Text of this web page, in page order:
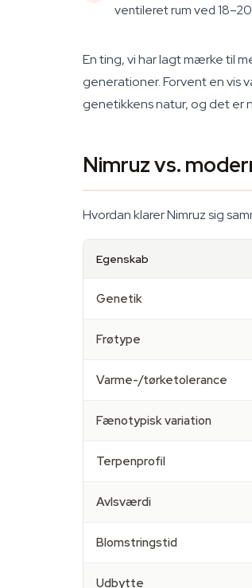
ventileret rum ved 18–20
En ting, vi har lagt mærke til
generationer. Forvent en vis
genetikkens natur, og det
Nimruz vs.
Hvordan klarer Nimruz sig
Egenskab
Genetik
Frøtype
Varme-/tørketolerance
Fænotypisk variation
Terpenprofil
Avlsværdi
Blomstringstid
Udbytte